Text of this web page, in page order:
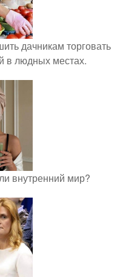
дачникам торговать
в людных местах.
внутренний мир?